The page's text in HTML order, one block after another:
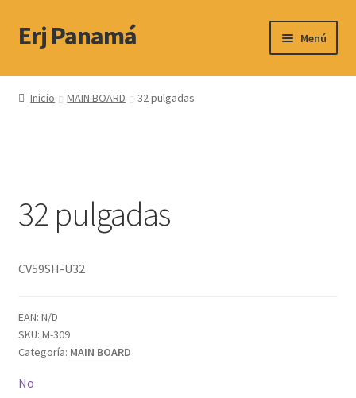
Ir
a
Ir
al
Erj Panamá Menú
Servicio Técnico
Ubicacion
Inicio MAIN BOARD 32 pulgadas
32 pulgadas
CV59SH-U32
EAN: N/D
SKU: M-309
Categoría: MAIN BOARD
No